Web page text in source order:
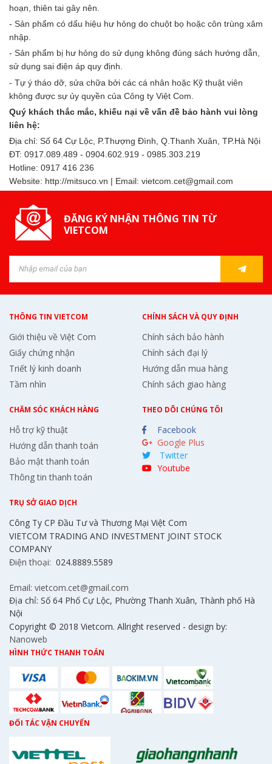
hoạn, thiên tai gây nên.
- Sản phẩm có dấu hiệu hư hỏng do chuột bọ hoặc côn trùng xâm
nhập.
- Sản phẩm bị hư hỏng do sử dụng không đúng sách hướng dẫn,
sử dụng sai điện áp quy định.
- Tự ý tháo dỡ, sửa chữa bởi các cá nhân hoặc Kỹ thuật viên
không được sự ủy quyền của Công ty Việt Com.
Quý khách thắc mắc, khiếu nại về vấn đề bảo hành vui lòng
liên hệ:
Địa chỉ: Số 64 Cự Lộc, P.Thượng Đình, Q.Thanh Xuân, TP.Hà Nội
ĐT: 0917.089.489 - 0904.602.919 - 0985.303.219
Hotline: 0917 416 236
Website: http://mitsuco.vn | Email: vietcom.cet@gmail.com
ĐĂNG KÝ NHẬN THÔNG TIN TỪ
VIETCOM
THÔNG TIN VIETCOM
Giới thiệu về Việt Com
Giấy chứng nhận
Triết lý kinh doanh
Tầm nhìn
CHÍNH SÁCH VÀ QUY ĐỊNH
Chính sách bảo hành
Chính sách đại lý
Hướng dẫn mua hàng
Chính sách giao hàng
CHĂM SÓC KHÁCH HÀNG
Hỗ trợ kỹ thuật
Hướng dẫn thanh toán
Bảo mật thanh toán
Thông tin thanh toán
THEO DÕI CHÚNG TÔI
Facebook
Google Plus
Twitter
Youtube
TRỤ SỞ GIAO DỊCH
Công Ty CP Đầu Tư và Thương Mại Việt Com
VIETCOM TRADING AND INVESTMENT JOINT STOCK
COMPANY
Điện thoại: 024.8889.5589
Email: vietcom.cet@gmail.com
Địa chỉ: Số 64 Phố Cự Lộc, Phường Thanh Xuân, Thành phố Hà
Nội
Copyright © 2018 Vietcom. Allright reserved - design by:
Nanoweb
HÌNH THỨC THANH TOÁN
ĐỐI TÁC VẬN CHUYỂN